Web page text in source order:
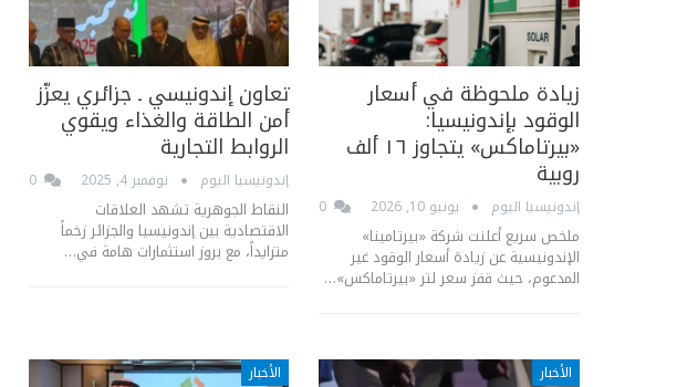
زيادة ملحوظة في أسعار
الوقود بإندونيسيا:
«بيرتاماكس» يتجاوز ١٦ ألف
روبية
إندونيسيا اليوم يونيو 10, 2026
ملخص سريع أعلنت شركة «بيرتامينا»
الإندونيسية عن زيادة أسعار الوقود غير
المدعوم، حيث قفز سعر لتر «بيرتاماكس»…
تعاون إندونيسي ـ جزائري يعزّز
أمن الطاقة والغذاء ويقوي
الروابط التجارية
إندونيسيا اليوم نوفمبر 4, 2025 0
النقاط الجوهرية تشهد العلاقات
الاقتصادية بين إندونيسيا والجزائر زخماً
متزايداً، مع بروز استثمارات هامة في…
الأخبار الأخبار